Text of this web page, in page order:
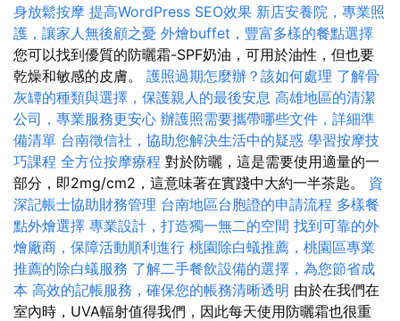
身放鬆按摩 提高WordPress SEO效果 新店安養院，專業照
護，讓家人無後顧之憂 外燴buffet，豐富多樣的餐點選擇
您可以找到優質的防曬霜-SPF奶油，可用於油性，但也要
乾燥和敏感的皮膚。 護照過期怎麼辦？該如何處理 了解骨
灰罈的種類與選擇，保護親人的最後安息 高雄地區的清潔
公司，專業服務更安心 辦護照需要攜帶哪些文件，詳細準
備清單 台南徵信社，協助您解決生活中的疑惑 學習按摩技
巧課程 全方位按摩療程 對於防曬，這是需要使用適量的一
部分，即2mg/cm2，這意味著在實踐中大約一半茶匙。 資
深記帳士協助財務管理 台南地區台胞證的申請流程 多樣餐
點外燴選擇 專業設計，打造獨一無二的空間 找到可靠的外
燴廠商，保障活動順利進行 桃園除白蟻推薦，桃園區專業
推薦的除白蟻服務 了解二手餐飲設備的選擇，為您節省成
本 高效的記帳服務，確保您的帳務清晰透明 由於在我們在
室內時，UVA輻射值得我們，因此每天使用防曬霜也很重